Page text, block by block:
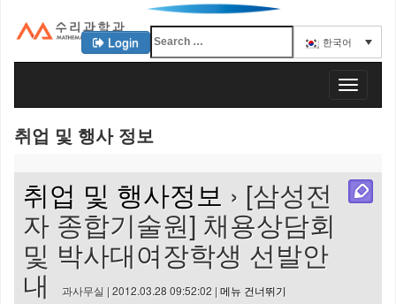
KAIST 수리과학과
Login 한국어
T
o
취업 및 행사 정보
취업 및 행사정보 › [삼성전
자 종합기술원] 채용상담회
및 박사대여장학생 선발안
내 과사무실 | 2012.03.28 09:52:02 | 메뉴 건너뛰기